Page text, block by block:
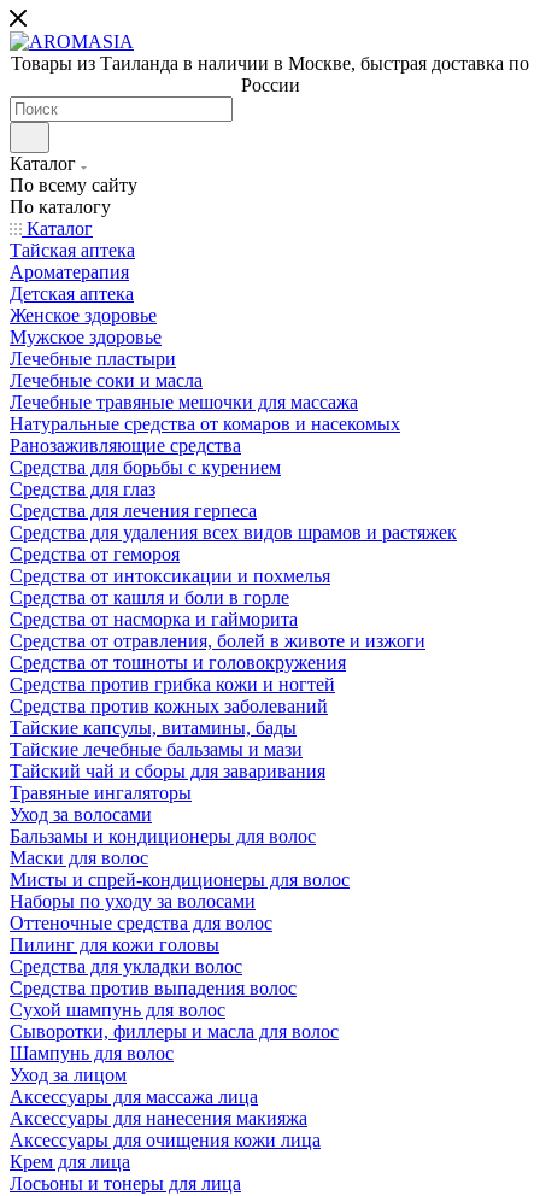
Товары из Таиланда в наличии в Москве, быстрая доставка по
России
Каталог
По всему сайту
По каталогу
Каталог
Тайская аптека
Ароматерапия
Детская аптека
Женское здоровье
Мужское здоровье
Лечебные пластыри
Лечебные соки и масла
Лечебные травяные мешочки для массажа
Натуральные средства от комаров и насекомых
Ранозаживляющие средства
Средства для борьбы с курением
Средства для глаз
Средства для лечения герпеса
Средства для удаления всех видов шрамов и растяжек
Средства от гемороя
Средства от интоксикации и похмелья
Средства от кашля и боли в горле
Средства от насморка и гайморита
Средства от отравления, болей в животе и изжоги
Средства от тошноты и головокружения
Средства против грибка кожи и ногтей
Средства против кожных заболеваний
Тайские капсулы, витамины, бады
Тайские лечебные бальзамы и мази
Тайский чай и сборы для заваривания
Травяные ингаляторы
Уход за волосами
Бальзамы и кондиционеры для волос
Маски для волос
Мисты и спрей-кондиционеры для волос
Наборы по уходу за волосами
Оттеночные средства для волос
Пилинг для кожи головы
Средства для укладки волос
Средства против выпадения волос
Сухой шампунь для волос
Сыворотки, филлеры и масла для волос
Шампунь для волос
Уход за лицом
Аксессуары для массажа лица
Аксессуары для нанесения макияжа
Аксессуары для очищения кожи лица
Крем для лица
Лосьоны и тонеры для лица